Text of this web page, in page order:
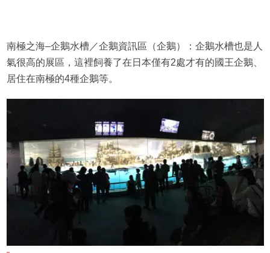
南極之海–企鵝水槽／企鵝資訊區（企鵝）：企鵝水槽也是人
氣很高的展區，這裡飼養了在日本僅有2處才有的國王企鵝、
居住在南極的4種企鵝等。